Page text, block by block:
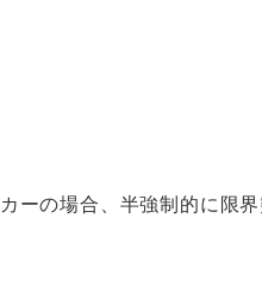
ーの場合、半強制的に限